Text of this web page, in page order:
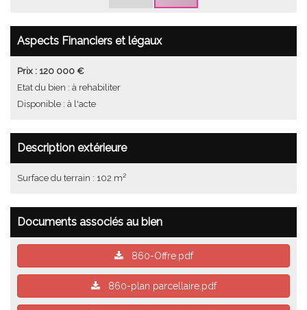
Aspects Financiers et légaux
Prix : 120 000 €
Etat du bien : à rehabiliter
Disponible : à l'acte
Description extérieure
Surface du terrain : 102 m²
Documents associés au bien
860-Offre.pdf
860-plan parcellaire.pdf